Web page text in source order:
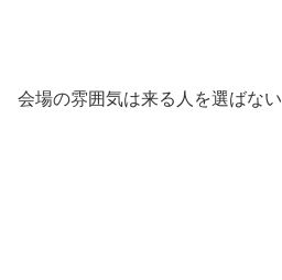
会場の雰囲気は来る人を選ばない